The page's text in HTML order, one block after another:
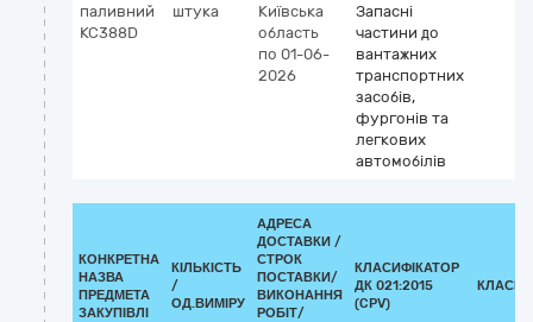
паливний
KC388D
штука
Київська
область
по 01-06-
2026
Запасні
частини до
вантажних
транспортних
засобів,
фургонів та
легкових
автомобілів
КОНКРЕТНА
НАЗВА
ПРЕДМЕТА
ЗАКУПІВЛІ
КІЛЬКІСТЬ
/
ОД.ВИМІРУ
АДРЕСА
ДОСТАВКИ /
СТРОК
ПОСТАВКИ/
ВИКОНАННЯ
РОБІТ/
КЛАСИФІКАТОР
ДК 021:2015
(CPV)